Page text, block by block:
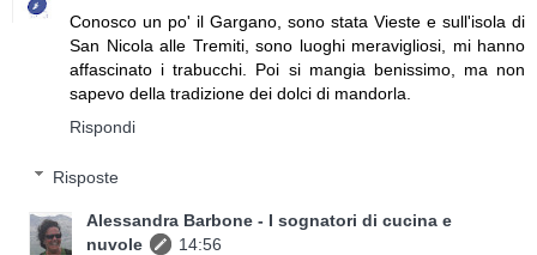
Conosco un po' il Gargano, sono stata Vieste e sull'isola di
San Nicola alle Tremiti, sono luoghi meravigliosi, mi hanno
affascinato i trabucchi. Poi si mangia benissimo, ma non
sapevo della tradizione dei dolci di mandorla.
Rispondi
Risposte
Alessandra Barbone - I sognatori di cucina e
nuvole
14:56